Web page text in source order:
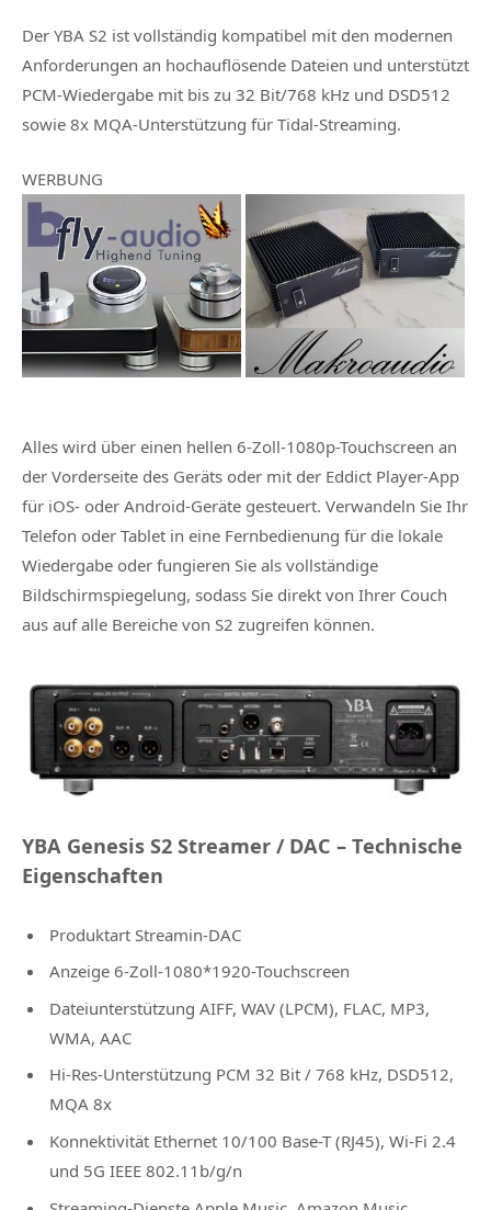
Der YBA S2 ist vollständig kompatibel mit den modernen
Anforderungen an hochauflösende Dateien und unterstützt
PCM-Wiedergabe mit bis zu 32 Bit/768 kHz und DSD512
sowie 8x MQA-Unterstützung für Tidal-Streaming.
WERBUNG
Alles wird über einen hellen 6-Zoll-1080p-Touchscreen an
der Vorderseite des Geräts oder mit der Eddict Player-App
für iOS- oder Android-Geräte gesteuert. Verwandeln Sie Ihr
Telefon oder Tablet in eine Fernbedienung für die lokale
Wiedergabe oder fungieren Sie als vollständige
Bildschirmspiegelung, sodass Sie direkt von Ihrer Couch
aus auf alle Bereiche von S2 zugreifen können.
YBA Genesis S2 Streamer / DAC – Technische
Eigenschaften
Produktart Streamin-DAC
Anzeige 6-Zoll-1080*1920-Touchscreen
Dateiunterstützung AIFF, WAV (LPCM), FLAC, MP3,
WMA, AAC
Hi-Res-Unterstützung PCM 32 Bit / 768 kHz, DSD512,
MQA 8x
Konnektivität Ethernet 10/100 Base-T (RJ45), Wi-Fi 2.4
und 5G IEEE 802.11b/g/n